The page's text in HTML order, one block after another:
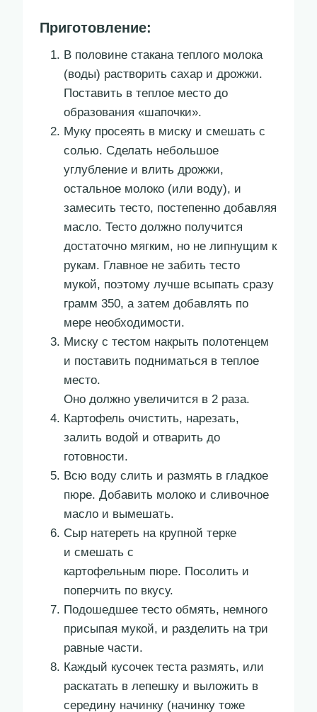
Приготовление:
В половине стакана теплого молока
(воды) растворить сахар и дрожжи.
Поставить в теплое место до
образования «шапочки».
Муку просеять в миску и смешать с
солью. Сделать небольшое
углубление и влить дрожжи,
остальное молоко (или воду), и
замесить тесто, постепенно добавляя
масло. Тесто должно получится
достаточно мягким, но не липнущим к
рукам. Главное не забить тесто
мукой, поэтому лучше всыпать сразу
грамм 350, а затем добавлять по
мере необходимости.
Миску с тестом накрыть полотенцем
и поставить подниматься в теплое
место.
Оно должно увеличится в 2 раза.
Картофель очистить, нарезать,
залить водой и отварить до
готовности.
Всю воду слить и размять в гладкое
пюре. Добавить молоко и сливочное
масло и вымешать.
Сыр натереть на крупной терке
и смешать с
картофельным пюре. Посолить и
поперчить по вкусу.
Подошедшее тесто обмять, немного
присыпая мукой, и разделить на три
равные части.
Каждый кусочек теста размять, или
раскатать в лепешку и выложить в
середину начинку (начинку тоже